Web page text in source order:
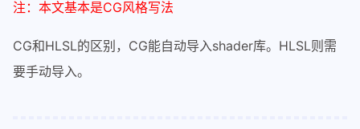
注：本文基本是CG风格写法
CG和HLSL的区别，CG能自动导入shader库。HLSL则需
要手动导入。